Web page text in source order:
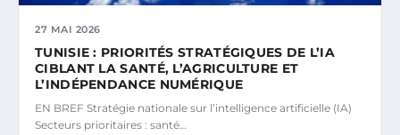
27 MAI 2026
TUNISIE : PRIORITÉS STRATÉGIQUES DE L’IA
CIBLANT LA SANTÉ, L’AGRICULTURE ET
L’INDÉPENDANCE NUMÉRIQUE
EN BREF Stratégie nationale sur l’intelligence artificielle (IA)
Secteurs prioritaires : santé…